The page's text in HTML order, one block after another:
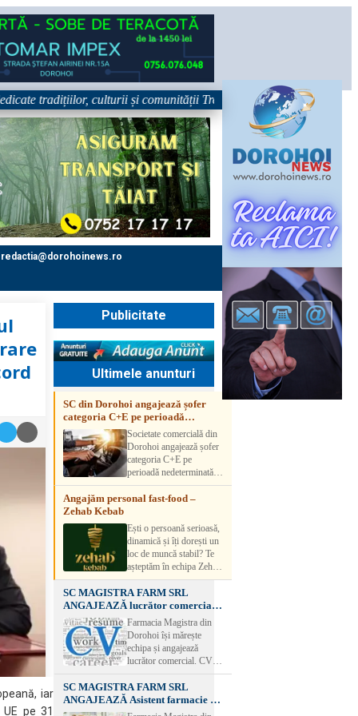
tradițiilor, culturii și comunității Trei tradiții. Un singur eveniment.
redactia@dorohoinews.ro
iar
pe 31
Publicitate
Ultimele anunturi
SC din Dorohoi angajează șofer
categoria C+E pe perioadă
nedeterminatăSocietate comercială din
Dorohoi angajează șofer
categoria C+E pe
perioadă nedeterminată.
Candidatul trebuie să
aibă experiență și atestat
detalii, vă rog să sunați la
numărul de telefon.
Angajăm personal fast-food –
Zehab Kebab
Ești o persoană serioasă,
dinamică și îți dorești un
loc de muncă stabil? Te
așteptăm în echipa Zehab
Kebab! Posturi
disponibile: -
SHAORMAR AJUTOR
BUCATAR 2/posturi -
LUCRATOR
COMERCIAL
VANZATOR /2 posturi
muncă Program flexibil
Salariu motivant, în
funcție de experienț
SC MAGISTRA FARM SRL
ANGAJEAZĂ lucrător comercial –
DOROHOI
Farmacia Magistra din
Dorohoi își mărește
echipa și angajează
lucrător comercial. CV-
urile se pot depune: * la
sediul Farmaciei
Magistra – Bulevardul
Victoriei nr. 23, Dorohoi
SC MAGISTRA FARM SRL
ANGAJEAZĂ Asistent farmacie –
DOROHOI